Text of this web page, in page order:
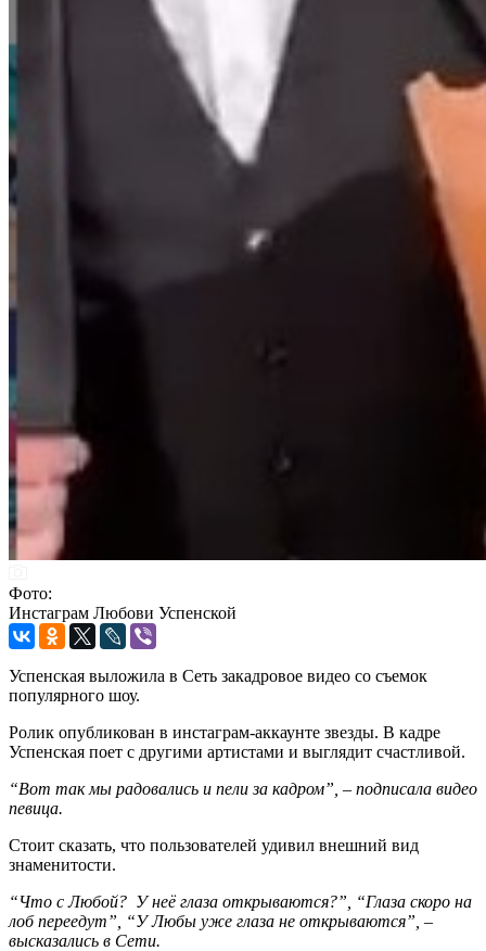
Фото:
Инстаграм Любови Успенской
Успенская выложила в Сеть закадровое видео со съемок
популярного шоу.
Ролик опубликован в инстаграм-аккаунте звезды. В кадре
Успенская поет с другими артистами и выглядит счастливой.
“Вот так мы радовались и пели за кадром”, – подписала видео
певица.
Стоит сказать, что пользователей удивил внешний вид
знаменитости.
“Что с Любой? У неё глаза открываются?”, “Глаза скоро на
лоб переедут”, “У Любы уже глаза не открываются”, –
высказались в Сети.